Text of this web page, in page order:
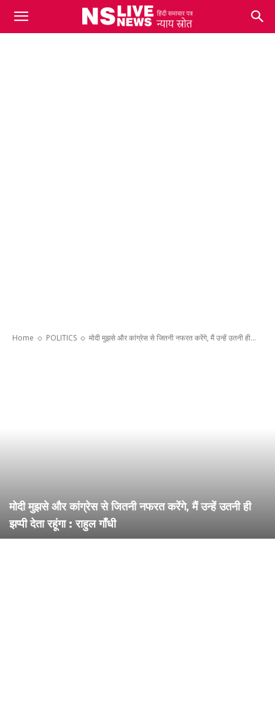
Home POLITICS मोदी मुझसे और कांग्रेस से जितनी नफरत करेंगे, मैं उन्हें उतनी ही...
मोदी मुझसे और कांग्रेस से जितनी नफरत करेंगे, मैं उन्हें उतनी ही
झप्पी देता रहूंगा : राहुल गाँधी